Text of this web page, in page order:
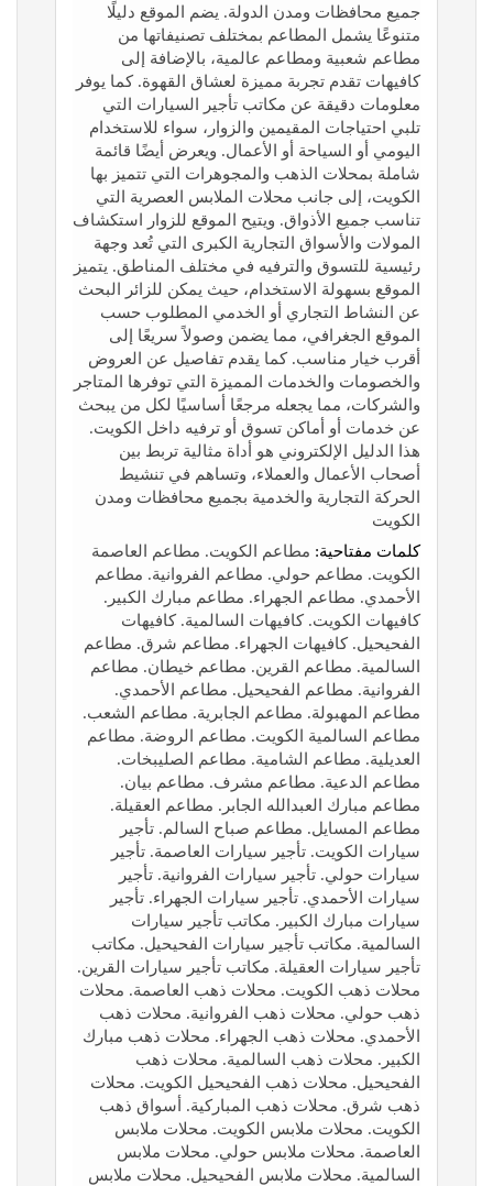
جميع محافظات ومدن الدولة. يضم الموقع دليلًا
متنوعًا يشمل المطاعم بمختلف تصنيفاتها من
مطاعم شعبية ومطاعم عالمية، بالإضافة إلى
كافيهات تقدم تجربة مميزة لعشاق القهوة. كما يوفر
معلومات دقيقة عن مكاتب تأجير السيارات التي
تلبي احتياجات المقيمين والزوار، سواء للاستخدام
اليومي أو السياحة أو الأعمال. ويعرض أيضًا قائمة
شاملة بمحلات الذهب والمجوهرات التي تتميز بها
الكويت، إلى جانب محلات الملابس العصرية التي
تناسب جميع الأذواق. ويتيح الموقع للزوار استكشاف
المولات والأسواق التجارية الكبرى التي تُعد وجهة
رئيسية للتسوق والترفيه في مختلف المناطق. يتميز
الموقع بسهولة الاستخدام، حيث يمكن للزائر البحث
عن النشاط التجاري أو الخدمي المطلوب حسب
الموقع الجغرافي، مما يضمن وصولاً سريعًا إلى
أقرب خيار مناسب. كما يقدم تفاصيل عن العروض
والخصومات والخدمات المميزة التي توفرها المتاجر
والشركات، مما يجعله مرجعًا أساسيًا لكل من يبحث
عن خدمات أو أماكن تسوق أو ترفيه داخل الكويت.
هذا الدليل الإلكتروني هو أداة مثالية تربط بين
أصحاب الأعمال والعملاء، وتساهم في تنشيط
الحركة التجارية والخدمية بجميع محافظات ومدن
الكويت
كلمات مفتاحية: مطاعم الكويت. مطاعم العاصمة
الكويت. مطاعم حولي. مطاعم الفروانية. مطاعم
الأحمدي. مطاعم الجهراء. مطاعم مبارك الكبير.
كافيهات الكويت. كافيهات السالمية. كافيهات
الفحيحيل. كافيهات الجهراء. مطاعم شرق. مطاعم
السالمية. مطاعم القرين. مطاعم خيطان. مطاعم
الفروانية. مطاعم الفحيحيل. مطاعم الأحمدي.
مطاعم المهبولة. مطاعم الجابرية. مطاعم الشعب.
مطاعم السالمية الكويت. مطاعم الروضة. مطاعم
العديلية. مطاعم الشامية. مطاعم الصليبخات.
مطاعم الدعية. مطاعم مشرف. مطاعم بيان.
مطاعم مبارك العبدالله الجابر. مطاعم العقيلة.
مطاعم المسايل. مطاعم صباح السالم. تأجير
سيارات الكويت. تأجير سيارات العاصمة. تأجير
سيارات حولي. تأجير سيارات الفروانية. تأجير
سيارات الأحمدي. تأجير سيارات الجهراء. تأجير
سيارات مبارك الكبير. مكاتب تأجير سيارات
السالمية. مكاتب تأجير سيارات الفحيحيل. مكاتب
تأجير سيارات العقيلة. مكاتب تأجير سيارات القرين.
محلات ذهب الكويت. محلات ذهب العاصمة. محلات
ذهب حولي. محلات ذهب الفروانية. محلات ذهب
الأحمدي. محلات ذهب الجهراء. محلات ذهب مبارك
الكبير. محلات ذهب السالمية. محلات ذهب
الفحيحيل. محلات ذهب الفحيحيل الكويت. محلات
ذهب شرق. محلات ذهب المباركية. أسواق ذهب
الكويت. محلات ملابس الكويت. محلات ملابس
العاصمة. محلات ملابس حولي. محلات ملابس
السالمية. محلات ملابس الفحيحيل. محلات ملابس